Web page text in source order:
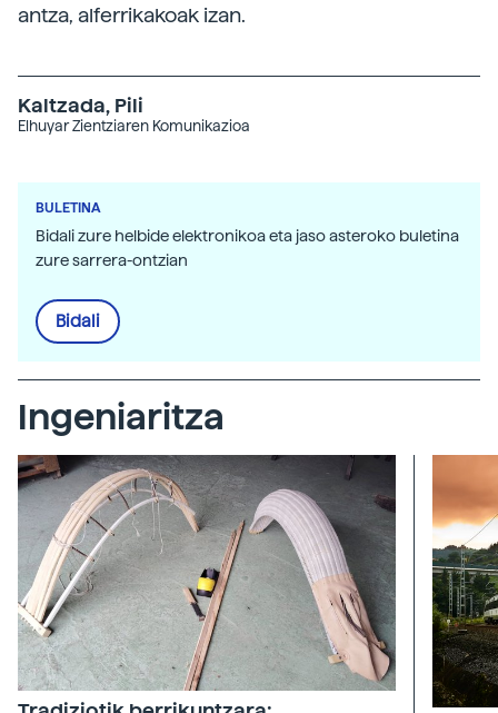
antza, alferrikakoak izan.
Kaltzada, Pili
Elhuyar Zientziaren Komunikazioa
BULETINA
Bidali zure helbide elektronikoa eta jaso asteroko buletina
zure sarrera-ontzian
Bidali
Ingeniaritza